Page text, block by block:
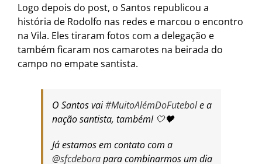
Logo depois do post, o Santos republicou a
história de Rodolfo nas redes e marcou o encontro
na Vila. Eles tiraram fotos com a delegação e
também ficaram nos camarotes na beirada do
campo no empate santista.
O Santos vai#MuitoAlémDoFutebole a
nação santista, também! 🤍🖤
Já estamos em contato com a
@sfcdeborapara combinarmos um dia